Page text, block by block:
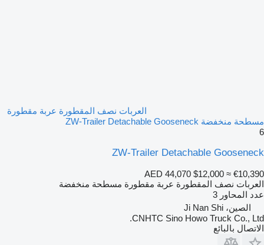
العربات نصف المقطورة عربة مقطورة
مسطحة منخفضة ZW-Trailer Detachable Gooseneck
6
ZW-Trailer Detachable Gooseneck
AED 44,070 $12,000 ≈ €10,390
العربات نصف المقطورة عربة مقطورة مسطحة منخفضة
عدد المحاور 3
الصين، Ji Nan Shi
CNHTC Sino Howo Truck Co., Ltd.
الاتصال بالبائع